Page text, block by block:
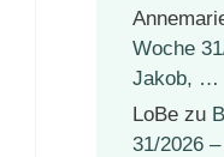
Woche
Jakob, …
LoBe zu
31/2026